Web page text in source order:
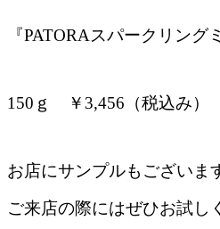
『PATORAスパークリング
150ｇ ￥3,456（税込み）
お店にサンプルもございま
ご来店の際にはぜひお試し